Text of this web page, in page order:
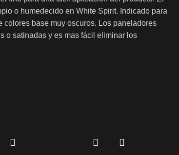
o humedecido en White Spirit. Indicado para
colores base muy oscuros. Los paneladores
o satinadas y es mas fácil eliminar los